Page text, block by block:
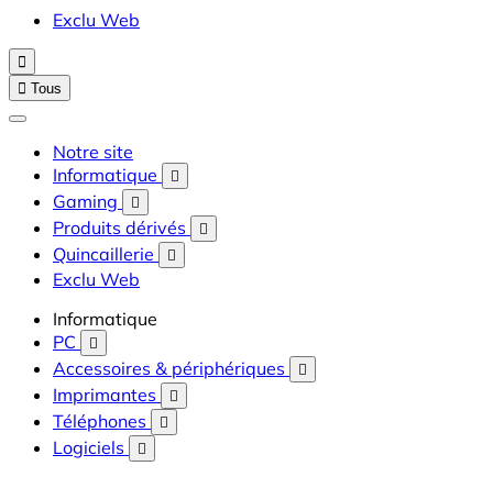
Exclu Web

 Tous
Notre site
Informatique

Gaming 
Produits dérivés 
Quincaillerie 
Exclu Web
Informatique
PC

Accessoires & périphériques 
Imprimantes 
Téléphones 
Logiciels 